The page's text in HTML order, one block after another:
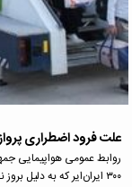
علت فرود اضطراری
روابط عمومی هواپیمایی
۳۰۰ ایران‌ایر که به دلیل بروز نقص…